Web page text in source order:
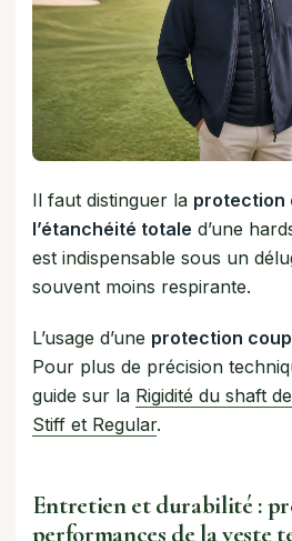
Il faut distinguer la protection
l’étanchéité totale d’une
est indispensable sous un
souvent moins respirante.
L’usage d’une protection
Pour plus de précision
guide sur la Rigidité du shaft
Stiff et Regular.
Entretien et durabilité :
performances de la veste